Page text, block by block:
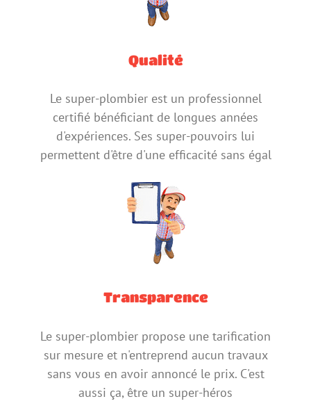
Qualité
Le super-plombier est un professionnel
certifié bénéficiant de longues années
d'expériences. Ses super-pouvoirs lui
permettent d'être d'une efficacité sans égal
Transparence
Le super-plombier propose une tarification
sur mesure et n'entreprend aucun travaux
sans vous en avoir annoncé le prix. C'est
aussi ça, être un super-héros